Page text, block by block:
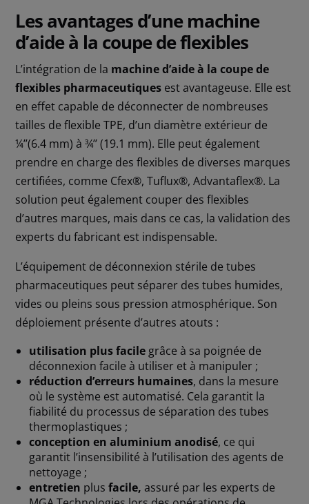
Les avantages d’une machine
d’aide à la coupe de flexibles
L’intégration de la machine d’aide à la coupe de
flexibles pharmaceutiques est avantageuse. Elle est
en effet capable de déconnecter de nombreuses
tailles de flexible TPE, d’un diamètre extérieur de
¼’’(6.4 mm) à ¾’’ (19.1 mm). Elle peut également
prendre en charge des flexibles de diverses marques
certifiées, comme Cfex®, Tuflux®, Advantaflex®. La
solution peut également couper des flexibles
d’autres marques, mais dans ce cas, la validation des
experts du fabricant est indispensable.
L’équipement de déconnexion stérile de tubes
pharmaceutiques peut séparer des tubes humides,
vides ou pleins sous pression atmosphérique. Son
déploiement présente d’autres atouts :
utilisation plus facile grâce à sa poignée de
déconnexion facile à utiliser et à manipuler ;
réduction d’erreurs humaines, dans la mesure
où le système est automatisé. Cela garantit la
fiabilité du processus de séparation des tubes
thermoplastiques ;
conception en aluminium anodisé, ce qui
garantit l’insensibilité à l’utilisation des agents de
nettoyage ;
entretien plus facile,assuré par les experts de